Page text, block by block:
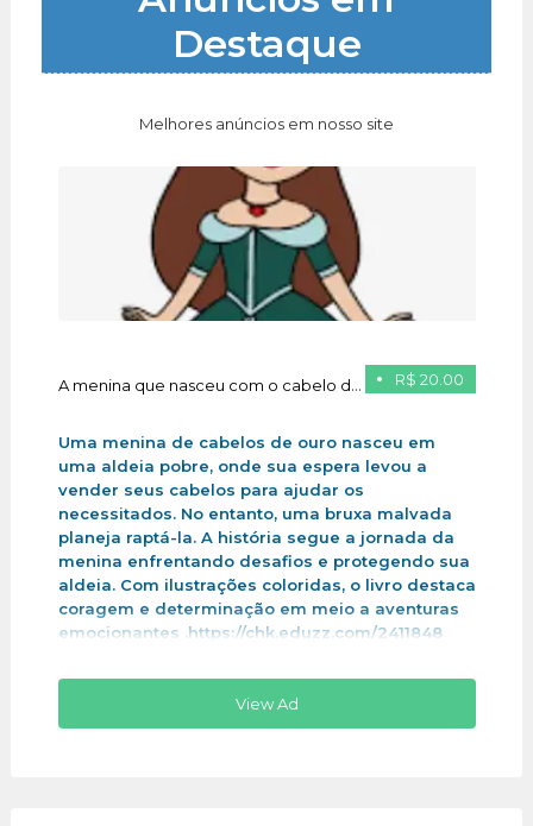
Destaque
Melhores anúncios em nosso site
R$ 20.00
A menina que nasceu com o cabelo de ouro
Uma menina de cabelos de ouro nasceu em
uma aldeia pobre, onde sua espera levou a
vender seus cabelos para ajudar os
necessitados. No entanto, uma bruxa malvada
planeja raptá-la. A história segue a jornada da
menina enfrentando desafios e protegendo sua
aldeia. Com ilustrações coloridas, o livro destaca
coragem e determinação em meio a aventuras
emocionantes .https://chk.eduzz.com/2411848
View Ad